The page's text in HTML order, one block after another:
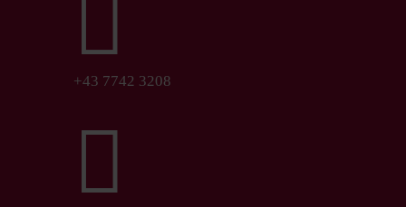

+43 7742 3208
